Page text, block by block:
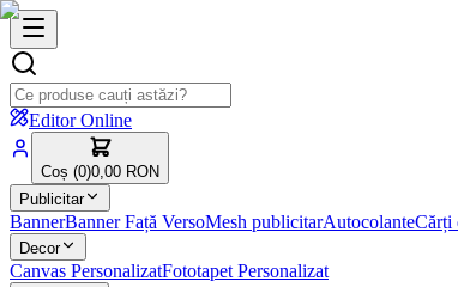
Editor Online
Coș (0)0,00 RON
Publicitar
BannerBanner Față VersoMesh publicitarAutocolanteCărți
Decor
Canvas PersonalizatFototapet Personalizat